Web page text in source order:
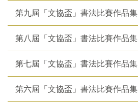
第九屆「文協盃」書法比賽作品集
第八屆「文協盃」書法比賽作品集
第七屆「文協盃」書法比賽作品集
第六屆「文協盃」書法比賽作品集